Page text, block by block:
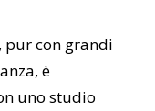
pur con grandi
è
uno studio